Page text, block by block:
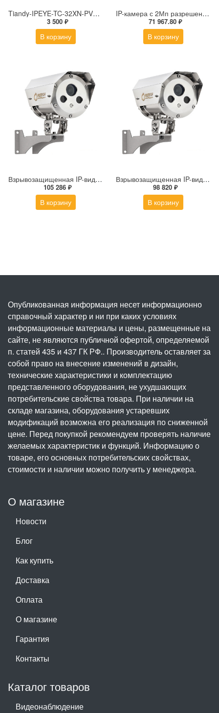
Tiandy-IPEYE-TC-32XN-PVZ 2Мп купольная «турель» IP камера с фиксированным объективом, серия SPARK со встроенным агентом IPEYE для ПВЗ
3 500 ₽
В корзину
IP-камера с 2Мп разрешением DS-2DE4225IW-DE(S5)
71 967.80 ₽
В корзину
Взрывозащищенная IP-видеокамера Релион Релион-Exd-Н-100-ИК-IP5Мп2.7-13.5Z-PoE-SD-МК-TR
105 286 ₽
В корзину
Взрывозащищенная IP-видеокамера Релион Релион-Exd-Н-100-ИК-IP5Мп2.8mm-PoE-МК-TR
98 820 ₽
В корзину
О магазине
Новости
Блог
Как купить
Доставка
Оплата
О магазине
Гарантия
Контакты
Каталог товаров
Видеонаблюдение
Опубликованная информация несет информационно
справочный характер и ни при каких условиях
информационные материалы и цены, размещенные на
сайте, не являются публичной офертой, определяемой
п. статей 435 и 437 ГК РФ.. Производитель оставляет за
собой право на внесение изменений в дизайн,
технические характеристики и комплектацию
представленного оборудования, не ухудшающих
потребительские свойства товара. При наличии на
складе магазина, оборудования устаревших
модификаций возможна его реализация по сниженной
цене. Перед покупкой рекомендуем проверять наличие
желаемых характеристик и функций. Информацию о
товаре, его основных потребительских свойствах,
стоимости и наличии можно получить у менеджера.